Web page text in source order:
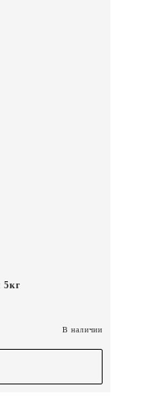
5кг
В наличии